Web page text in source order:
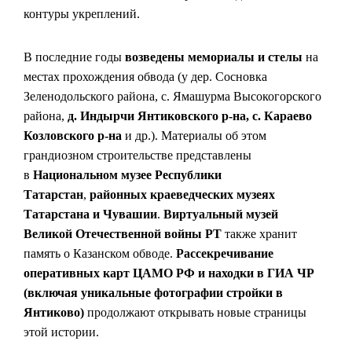
контуры укреплений.
В последние годы возведены мемориалы и стелы на
местах прохождения обвода (у дер. Сосновка
Зеленодольского района, с. Ямашурма Высокогорского
района, д. Индырчи Янтиковского р-на, с. Караево
Козловского р-на и др.). Материалы об этом
грандиозном строительстве представлены
в Национальном музее Республики
Татарстан, районных краеведческих музеях
Татарстана и Чувашии. Виртуальный музей
Великой Отечественной войны РТ также хранит
память о Казанском обводе. Рассекречивание
оперативных карт ЦАМО РФ и находки в ГИА ЧР
(включая уникальные фотографии стройки в
Янтиково) продолжают открывать новые страницы
этой истории.